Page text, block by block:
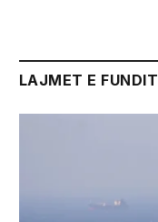
LAJMET E FUNDIT